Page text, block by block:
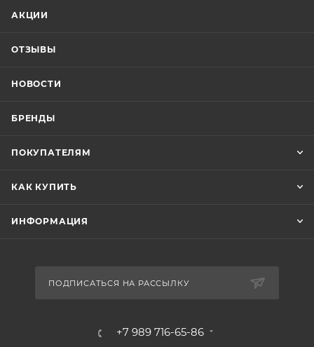
АКЦИИ
ОТЗЫВЫ
НОВОСТИ
БРЕНДЫ
ПОКУПАТЕЛЯМ
КАК КУПИТЬ
ИНФОРМАЦИЯ
ПОДПИСАТЬСЯ НА РАССЫЛКУ
+7 989 716-65-86